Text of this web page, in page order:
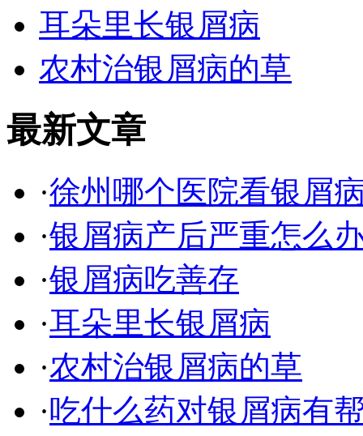
耳朵里长银屑病
农村治银屑病的草
最新文章
·徐州哪个医院看银屑
·银屑病产后严重怎么
·银屑病吃善存
·耳朵里长银屑病
·农村治银屑病的草
·吃什么药对银屑病有